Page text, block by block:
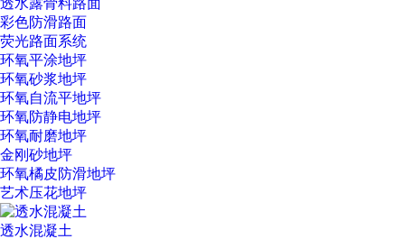
透水露骨料路面
彩色防滑路面
荧光路面系统
环氧平涂地坪
环氧砂浆地坪
环氧自流平地坪
环氧防静电地坪
环氧耐磨地坪
金刚砂地坪
环氧橘皮防滑地坪
艺术压花地坪
透水混凝土